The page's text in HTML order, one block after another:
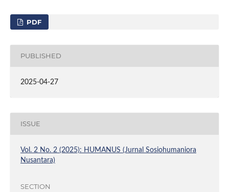
PDF
PUBLISHED
2025-04-27
ISSUE
Vol. 2 No. 2 (2025): HUMANUS (Jurnal Sosiohumaniora
Nusantara)
SECTION